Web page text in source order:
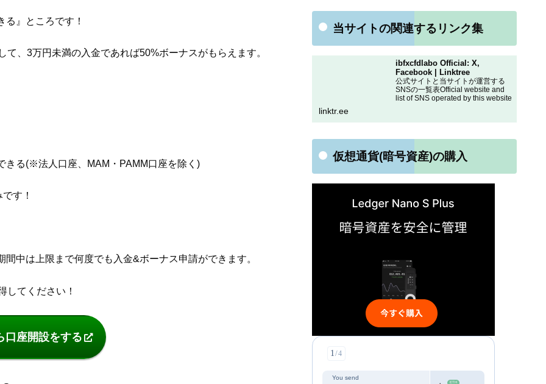
』ところです！
、3万円未満の入金であれば50%ボーナスがもらえます。
きる(※法人口座、MAM・PAMM口座を除く)
す！
中は上限まで何度でも入金&ボーナス申請ができます。
してください！
口座開設をする
当サイトの関連するリンク集
ibfxcfdlabo Official: X,
Facebook | Linktree
公式サイトと当サイトが運営する
SNSの一覧表Official website and
list of SNS operated by this website
linktr.ee
仮想通貨(暗号資産)の購入